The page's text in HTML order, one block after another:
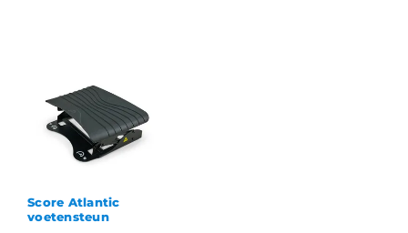
Score Atlantic
voetensteun